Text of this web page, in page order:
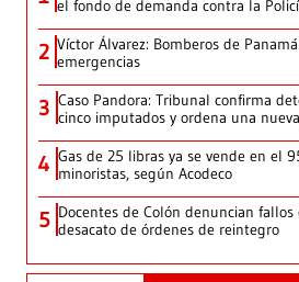
el fondo de demanda contra la
2 Víctor Álvarez: Bomberos de
emergencias
3 Caso Pandora: Tribunal confirma
cinco imputados y ordena una
4 Gas de 25 libras ya se vende en el
minoristas, según Acodeco
5 Docentes de Colón denuncian
desacato de órdenes de reintegro